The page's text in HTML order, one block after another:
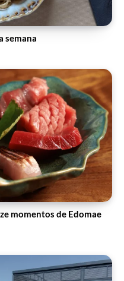
semana
momentos de Edomae